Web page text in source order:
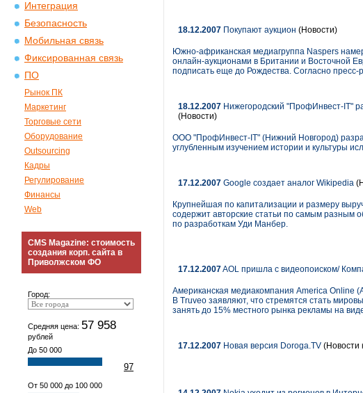
Интеграция
Безопасность
Мобильная связь
Фиксированная связь
ПО
Рынок ПК
Маркетинг
Торговые сети
Оборудование
Outsourcing
Кадры
Регулирование
Финансы
Web
CMS Magazine: стоимость
создания корп. сайта в
Приволжском ФО
Город:
Средняя цена: 57 958
рублей
До 50 000
97
От 50 000 до 100 000
18.12.2007 Покупают аукцион (Новости)
Южно-африканская медиагруппа Naspers
онлайн-аукционами в Британии и Восточной
подписать еще до Рождества. Согласно
18.12.2007 Нижегородский "ПрофИнвест-IT"
(Новости)
ООО "ПрофИнвест-IT" (Нижний Новгород)
углубленным изучением истории и культуры
17.12.2007 Google создает аналог Wikipedia
Крупнейшая по капитализации и размеру
содержит авторские статьи по самым разным
по разработкам Уди Манбер.
17.12.2007AOL пришла с видеопоиском/
Американская медиакомпания America Online
В Truveo заявляют, что стремятся стать
занять до 15% местного рынка рекламы на
17.12.2007 Новая версия Doroga.TV (Новости